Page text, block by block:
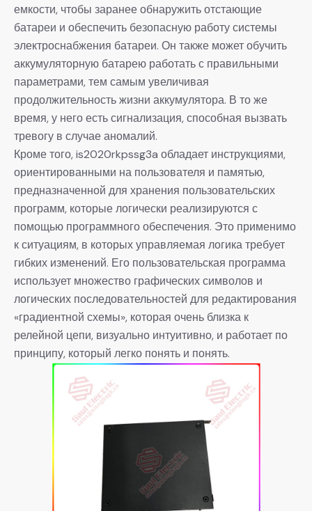
емкости, чтобы заранее обнаружить отстающие
батареи и обеспечить безопасную работу системы
электроснабжения батареи. Он также может обучить
аккумуляторную батарею работать с правильными
параметрами, тем самым увеличивая
продолжительность жизни аккумулятора. В то же
время, у него есть сигнализация, способная вызвать
тревогу в случае аномалий.
Кроме того, is2020rkpssg3a обладает инструкциями,
ориентированными на пользователя и памятью,
предназначенной для хранения пользовательских
программ, которые логически реализируются с
помощью программного обеспечения. Это применимо
к ситуациям, в которых управляемая логика требует
гибких изменений. Его пользовательская программа
использует множество графических символов и
логических последовательностей для редактирования
«градиентной схемы», которая очень близка к
релейной цепи, визуально интуитивно, и работает по
принципу, который легко понять и понять.